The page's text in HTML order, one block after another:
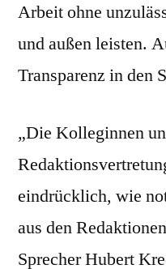
Arbeit ohne
und außen leisten.
Transparenz in den
„Die Kolleginnen
eindrücklich, wie
aus den
Sprecher Hubert